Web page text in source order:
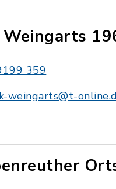
Weingarts
359
weingarts@t-